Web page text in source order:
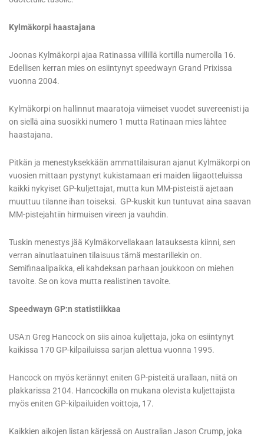
Kylmäkorpi haastajana
Joonas Kylmäkorpi ajaa Ratinassa villillä kortilla numerolla 16.
Edellisen kerran mies on esiintynyt speedwayn Grand Prixissa
vuonna 2004.
Kylmäkorpi on hallinnut maaratoja viimeiset vuodet suvereenisti ja
on siellä aina suosikki numero 1 mutta Ratinaan mies lähtee
haastajana.
Pitkän ja menestyksekkään ammattilaisuran ajanut Kylmäkorpi on
vuosien mittaan pystynyt kukistamaan eri maiden liigaotteluissa
kaikki nykyiset GP-kuljettajat, mutta kun MM-pisteistä ajetaan
muuttuu tilanne ihan toiseksi. GP-kuskit kun tuntuvat aina saavan
MM-pistejahtiin hirmuisen vireen ja vauhdin.
Tuskin menestys jää Kylmäkorvellakaan latauksesta kiinni, sen
verran ainutlaatuinen tilaisuus tämä mestarillekin on.
Semifinaalipaikka, eli kahdeksan parhaan joukkoon on miehen
tavoite. Se on kova mutta realistinen tavoite.
Speedwayn GP:n statistiikkaa
USA:n Greg Hancock on siis ainoa kuljettaja, joka on esiintynyt
kaikissa 170 GP-kilpailuissa sarjan alettua vuonna 1995.
Hancock on myös kerännyt eniten GP-pisteitä urallaan, niitä on
plakkarissa 2104. Hancockilla on mukana olevista kuljettajista
myös eniten GP-kilpailuiden voittoja, 17.
Kaikkien aikojen listan kärjessä on Australian Jason Crump, joka